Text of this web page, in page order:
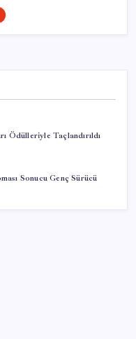
Ödülleriyle Taçlandırıldı
Sonucu Genç Sürücü